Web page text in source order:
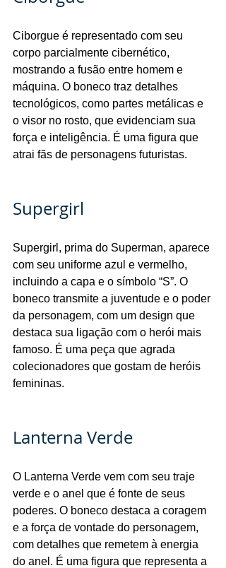
Ciborgue é representado com seu
corpo parcialmente cibernético,
mostrando a fusão entre homem e
máquina. O boneco traz detalhes
tecnológicos, como partes metálicas e
o visor no rosto, que evidenciam sua
força e inteligência. É uma figura que
atrai fãs de personagens futuristas.
Supergirl
Supergirl, prima do Superman, aparece
com seu uniforme azul e vermelho,
incluindo a capa e o símbolo “S”. O
boneco transmite a juventude e o poder
da personagem, com um design que
destaca sua ligação com o herói mais
famoso. É uma peça que agrada
colecionadores que gostam de heróis
femininas.
Lanterna Verde
O Lanterna Verde vem com seu traje
verde e o anel que é fonte de seus
poderes. O boneco destaca a coragem
e a força de vontade do personagem,
com detalhes que remetem à energia
do anel. É uma figura que representa a